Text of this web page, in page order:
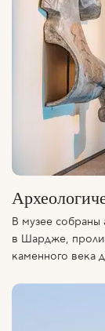
в Шардже,
каменного века